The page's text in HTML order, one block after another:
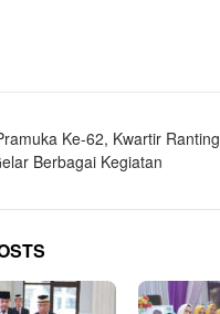
Ke-62, Kwartir Ranting
Berbagai Kegiatan